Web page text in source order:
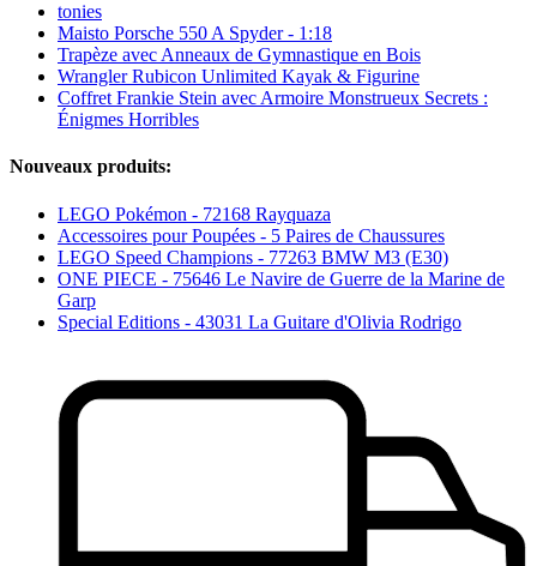
tonies
Maisto Porsche 550 A Spyder - 1:18
Trapèze avec Anneaux de Gymnastique en Bois
Wrangler Rubicon Unlimited Kayak & Figurine
Coffret Frankie Stein avec Armoire Monstrueux Secrets :
Énigmes Horribles
Nouveaux produits:
LEGO Pokémon - 72168 Rayquaza
Accessoires pour Poupées - 5 Paires de Chaussures
LEGO Speed Champions - 77263 BMW M3 (E30)
ONE PIECE - 75646 Le Navire de Guerre de la Marine de
Garp
Special Editions - 43031 La Guitare d'Olivia Rodrigo